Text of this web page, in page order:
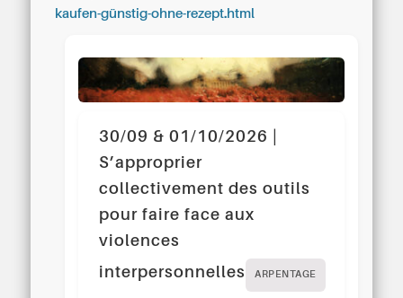
kaufen-günstig-ohne-rezept.html
30/09 & 01/10/2026 |
S’approprier
collectivement des outils
pour faire face aux
violences
interpersonnelles
ARPENTAGE